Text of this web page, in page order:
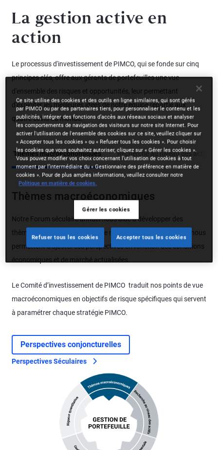
La gestion active en
action
Le processus d'investissement de PIMCO, qui se fonde sur cinq
principes clés, offre aux gérants de portefeuilles une vue
d'ensemble des risques et opportunités, leur permettant
d'exploiter les meilleures idées de notre équipe répartie aux
quatre coins du monde.
Thèmes macroéconomiques Recherche au niveau des actifs
Thèmes macroéconomiques
Notre Forum séculaire annuel nous aide à développer des
thèmes à long terme, tandis que nos trois Forums cycliques nous
permettent d'ajuster ces perspectives en fonction des conditions
économiques et de marché actualisées.
Le Comité d’investissement de PIMCO traduit nos points de vue
macroéconomiques en objectifs de risque spécifiques qui servent
à paramétrer chaque stratégie PIMCO.
Perspectives conjoncturelles
Perspectives Séculaires
Ce site utilise des cookies et des outils en ligne similaires, qui sont gérés
par PIMCO ou par des partenaires tiers, pour personnaliser le contenu et les
publicités, intégrer des fonctions d’accès aux réseaux sociaux et analyser
les comportements de navigation des visiteurs sur notre site Internet. Pour
activer l'utilisation de l'ensemble des cookies sur ce site, veuillez cliquer sur
« Accepter tous les cookies » ou « Refuser tous les cookies ». Pour choisir
les cookies que vous souhaitez autoriser, cliquez sur « Gérer les cookies ».
Vous pouvez modifier vos choix concernant l’utilisation de cookies à tout
moment par l’intermédiaire du « Gestionnaire des préférence en matière de
cookies ». Pour de plus amples informations, veuillez consulter notre
Politique en matière de cookies.
Gérer les cookies
Refuser tous les cookies Accepter tous les cookies